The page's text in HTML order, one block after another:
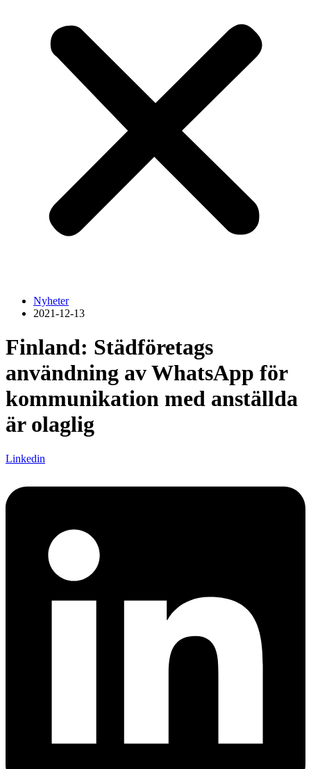
Nyheter
2021-12-13
Finland: Städföretags
användning av WhatsApp för
kommunikation med anställda
är olaglig
Linkedin